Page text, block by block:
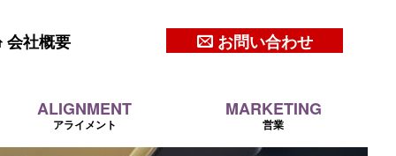
会社概要 お問い合わせ
ALIGNMENT
アライメント
MARKETING
営業